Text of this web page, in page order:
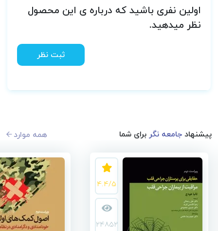
اولین نفری باشید که درباره ی این محصول
نظر میدهید.
ثبت نظر
پیشنهادجامعه نگربرای شما همه موارد
4.4/5
24852